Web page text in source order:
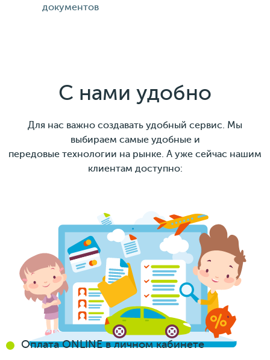
документов
С нами удобно
Для нас важно создавать удобный сервис. Мы
выбираем самые удобные и
передовые технологии на рынке. А уже сейчас нашим
клиентам доступно:
Оплата ONLINEв личном кабинете